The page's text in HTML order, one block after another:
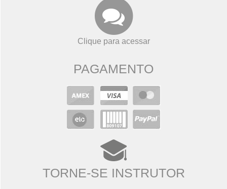
Clique para acessar
PAGAMENTO
TORNE-SE INSTRUTOR